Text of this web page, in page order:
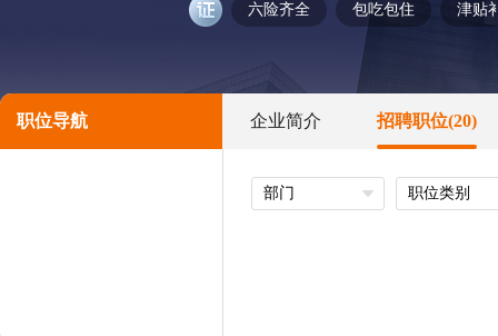
六险齐全 包吃包住 津贴
职位导航 企业简介 招聘职位(20)
部门 职位类别